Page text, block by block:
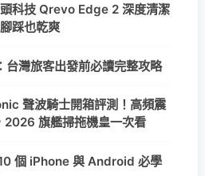
科技 Qrevo Edge 2 深度清潔
踩也乾爽
灣旅客出發前必讀完整攻略
聲波騎士開箱評測！高頻震
旗艦掃拖機皇一次看
個 iPhone 與 Android 必學